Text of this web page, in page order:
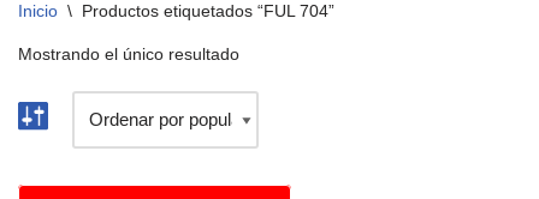
Inicio \ Productos etiquetados “FUL 704”
Mostrando el único resultado